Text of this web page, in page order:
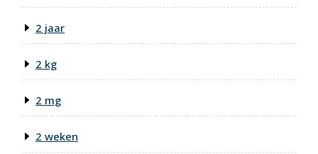
2 jaar
2 kg
2 mg
2 weken